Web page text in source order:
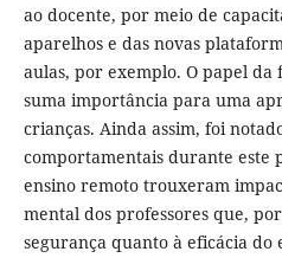
ao docente, por meio de
aparelhos e das novas
aulas, por exemplo. O papel da
suma importância para uma
crianças. Ainda assim, foi
comportamentais durante este
ensino remoto trouxeram
mental dos professores que,
segurança quanto à eficácia